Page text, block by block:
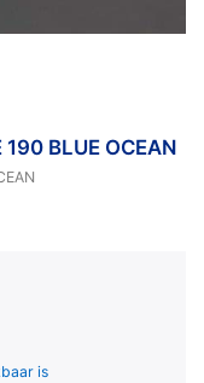
190 BLUE OCEAN
is